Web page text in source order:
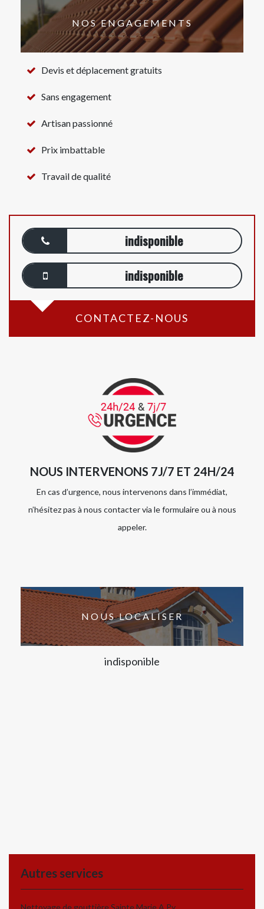
NOS ENGAGEMENTS
Devis et déplacement gratuits
Sans engagement
Artisan passionné
Prix imbattable
Travail de qualité
indisponible
indisponible
CONTACTEZ-NOUS
NOUS INTERVENONS 7J/7 ET 24H/24
En cas d’urgence, nous intervenons dans l’immédiat,
n’hésitez pas à nous contacter via le formulaire ou à nous
appeler.
NOUS LOCALISER
indisponible
Autres services
Nettoyage de gouttière Sainte Marie A Py